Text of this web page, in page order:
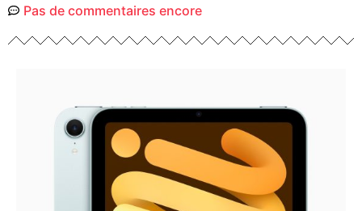
Pas de commentaires encore